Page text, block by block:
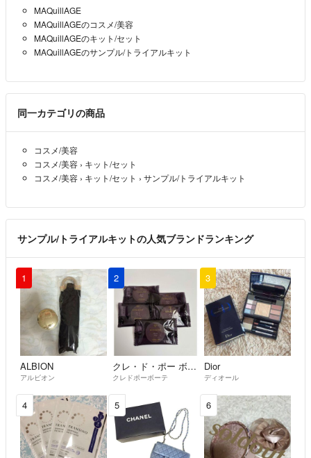
MAQuillAGE
MAQuillAGEのコスメ/美容
MAQuillAGEのキット/セット
MAQuillAGEのサンプル/トライアルキット
同一カテゴリの商品
コスメ/美容
コスメ/美容 › キット/セット
コスメ/美容 › キット/セット › サンプル/トライアルキット
サンプル/トライアルキットの人気ブランドランキング
1
ALBION
アルビオン
2
クレ・ド・ポー ボーテ
クレドポーボーテ
3
Dior
ディオール
4 5 6